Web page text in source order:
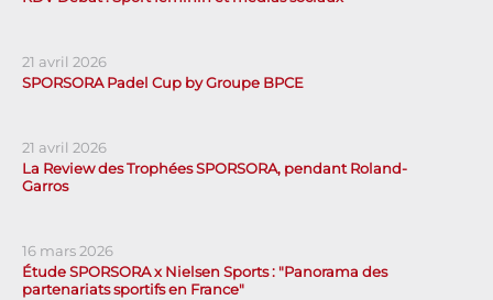
21 avril 2026
SPORSORA Padel Cup by Groupe BPCE
21 avril 2026
La Review des Trophées SPORSORA, pendant Roland-
Garros
16 mars 2026
Étude SPORSORA x Nielsen Sports : "Panorama des
partenariats sportifs en France"